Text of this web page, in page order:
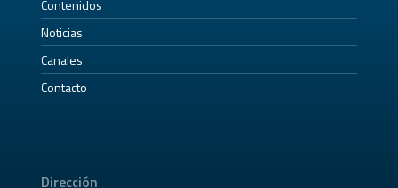
Contenidos
Noticias
Canales
Contacto
Dirección